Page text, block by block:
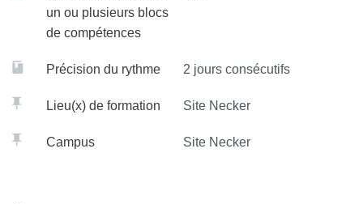
un ou plusieurs blocs
de compétences
Précision du rythme 2 jours consécutifs
Lieu(x) de formation Site Necker
Campus Site Necker